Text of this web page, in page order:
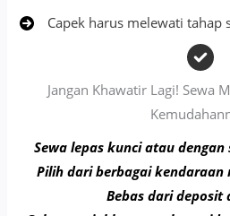
Capek harus melewati tahap
Jangan Khawatir Lagi! Sewa
Sewa lepas kunci atau
Pilih dari berbagai kendaraan
Bebas dari deposit